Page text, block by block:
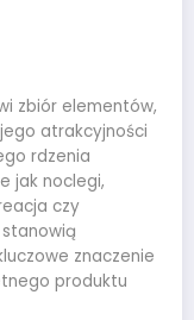
zbiór elementów,
atrakcyjności
rdzenia
jak noclegi,
czy
znaczenie
produktu